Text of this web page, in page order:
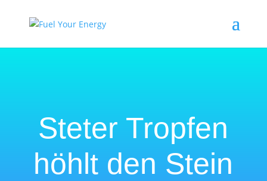
Steter Tropfen
höhlt den Stein